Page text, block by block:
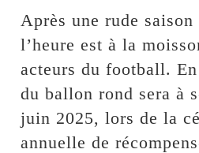
Après une rude
l’heure est à la
acteurs du football.
du ballon rond sera à
juin 2025, lors de la
annuelle de